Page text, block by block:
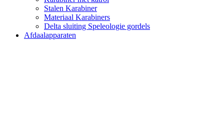
Stalen Karabiner
Materiaal Karabiners
Delta sluiting Speleologie gordels
Afdaalapparaten